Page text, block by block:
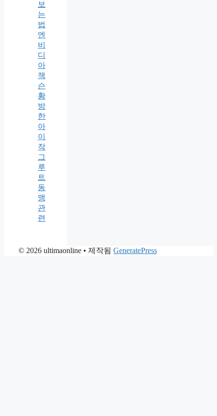
보
는
법
엔
비
디
아
잭
슨
황
방
한
아
이
작
그
루
트
동
맹
관
련
© 2026 ultimaonline • 제작됨 GeneratePress